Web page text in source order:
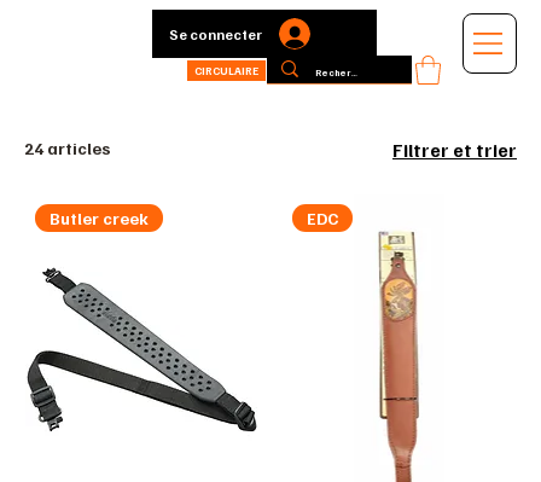
Se connecter
CIRCULAIRE
24 articles Filtrer et trier
Butler creek EDC